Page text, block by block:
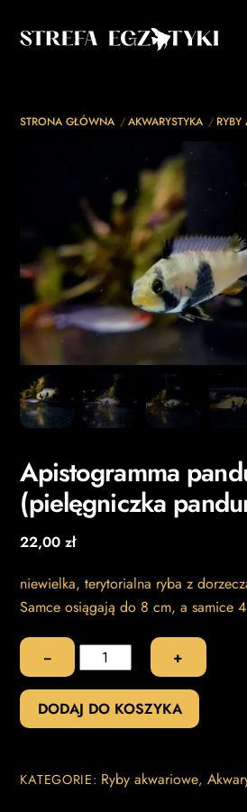
STRONA GŁÓWNA AKWARYSTYKA
Apistogramma
(pielęgniczka
22,00zł
niewielka, terytorialna ryba z
Samce osiągają do 8 cm, a samice
−
ilość
Apistogramma
pandurini
(pielęgniczka
+
DODAJ DO KOSZYKA
KATEGORIE: Ryby akwariowe,